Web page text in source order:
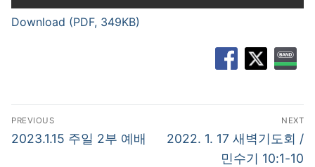
Download (PDF, 349KB)
글
탐
PREVIOUS
Previous
2023.1.15 주일 2부 예배
NEXT
Next
2022. 1. 17 새벽기도회 /
민수기 10:1-10